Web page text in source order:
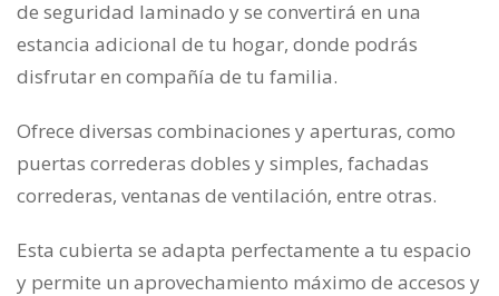
de seguridad laminado y se convertirá en una
estancia adicional de tu hogar, donde podrás
disfrutar en compañía de tu familia.
Ofrece diversas combinaciones y aperturas, como
puertas correderas dobles y simples, fachadas
correderas, ventanas de ventilación, entre otras.
Esta cubierta se adapta perfectamente a tu espacio
y permite un aprovechamiento máximo de accesos y